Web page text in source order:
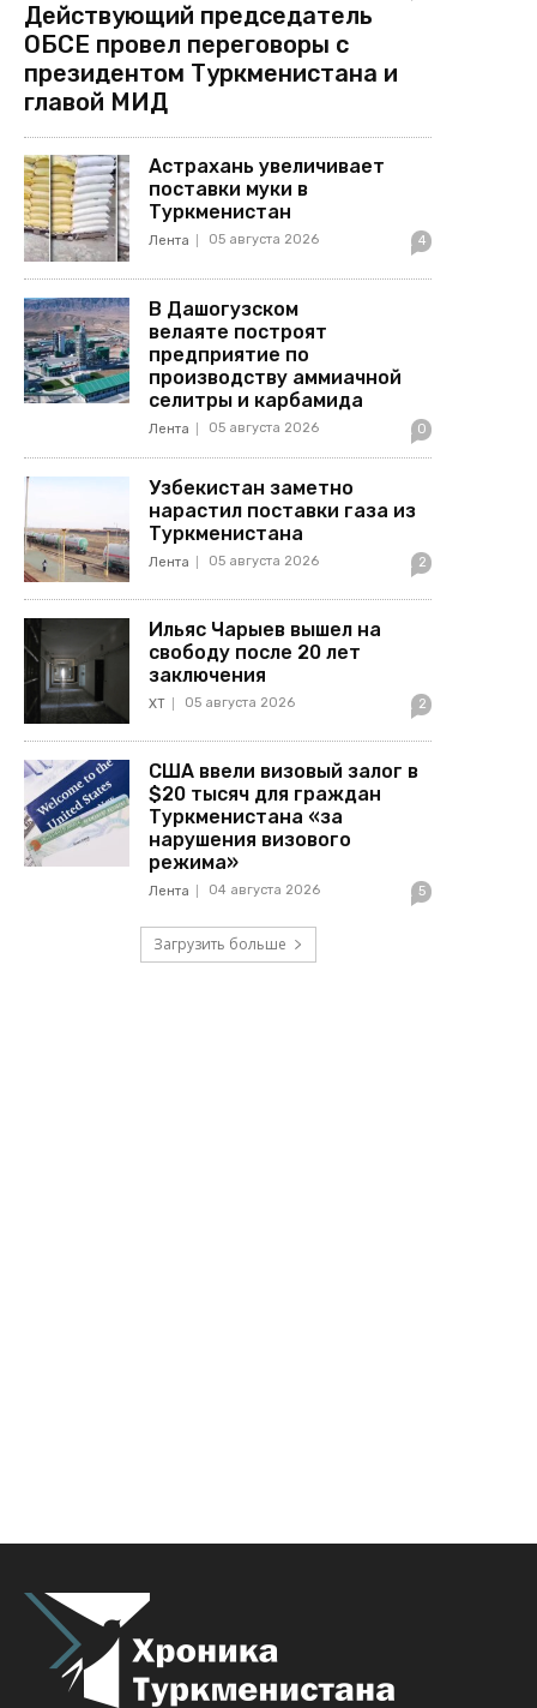
Действующий председатель
ОБСЕ провел переговоры с
президентом Туркменистана и
главой МИД
Астрахань увеличивает
поставки муки в
Туркменистан
Лента 05 августа 2026 4
В Дашогузском
велаяте построят
предприятие по
производству аммиачной
селитры и карбамида
Лента 05 августа 2026 0
Узбекистан заметно
нарастил поставки газа из
Туркменистана
Лента 05 августа 2026 2
Ильяс Чарыев вышел на
свободу после 20 лет
заключения
ХТ 05 августа 2026 2
США ввели визовый залог в
$20 тысяч для граждан
Туркменистана «за
нарушения визового
режима»
Лента 04 августа 2026 5
Загрузить больше